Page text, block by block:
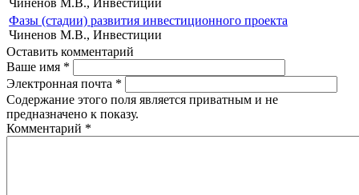
Фазы (стадии) развития инвестиционного проекта
Чиненов М.В., Инвестиции
Оставить комментарий
Ваше имя *
Электронная почта *
Содержание этого поля является приватным и не
предназначено к показу.
Комментарий *